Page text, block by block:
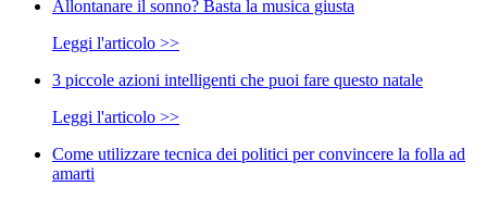
Allontanare il sonno? Basta la musica giusta
Leggi l'articolo >>
3 piccole azioni intelligenti che puoi fare questo natale
Leggi l'articolo >>
Come utilizzare tecnica dei politici per convincere la folla ad
amarti